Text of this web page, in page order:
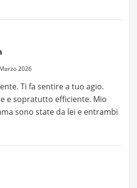
2026
Ti fa sentire a tuo agio.
e sopratutto efficiente. Mio
sono state da lei e entrambi